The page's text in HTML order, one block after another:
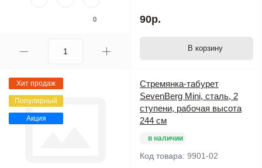
0 90р.
В корзину
Хит продаж
Популярный
Акция
Стремянка-табурет
SevenBerg Mini, сталь, 2
ступени, рабочая высота
244 см
в наличии
Код товара: 9901-02